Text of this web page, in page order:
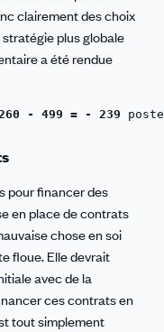
clairement des choix
plus globale
a été rendue
- 499 = - 239
pour financer des
en place de contrats
chose en soi
floue. Elle devrait
avec de la
ces contrats en
tout simplement